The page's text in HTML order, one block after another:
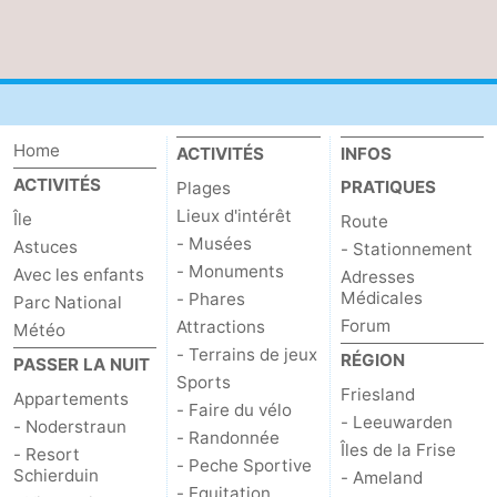
Médicales
Région
-
de
la
-
Ameland
-
Vlieland
-
Texel
Météo
Home
ACTIVITÉS
Île
Astuces
Avec les enfants
Parc National
Météo
PASSER LA NUIT
Appartements
- Noderstraun
- Resort
Schierduin
ACTIVITÉS
Plages
Lieux d'intérêt
- Musées
- Monuments
- Phares
Attractions
- Terrains de jeux
Sports
- Faire du vélo
- Randonnée
- Peche Sportive
INFOS
PRATIQUES
Route
- Stationnement
Adresses
Médicales
Forum
RÉGION
Friesland
- Leeuwarden
Îles de la Frise
- Ameland